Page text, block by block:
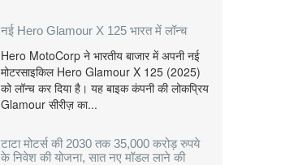
नई Hero Glamour X 125 भारत में लॉन्च
Hero MotoCorp ने भारतीय बाजार में अपनी नई
मोटरसाइकिल Hero Glamour X 125 (2025)
को लॉन्च कर दिया है। यह बाइक कंपनी की लोकप्रिय
Glamour सीरीज़ का...
टाटा मोटर्स की 2030 तक 35,000 करोड़ रुपये
के निवेश की योजना, सात नए मॉडल लाने की